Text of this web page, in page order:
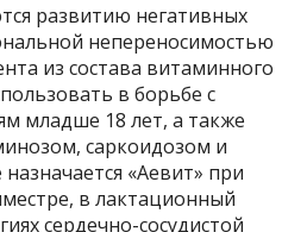
развитию негативных
непереносимостью
из состава витаминного
в борьбе с
младше 18 лет, а также
саркоидозом и
«Аевит» при
в лактационный
сердечно-сосудистой